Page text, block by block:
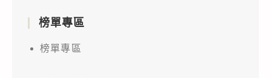
榜單專區
榜單專區